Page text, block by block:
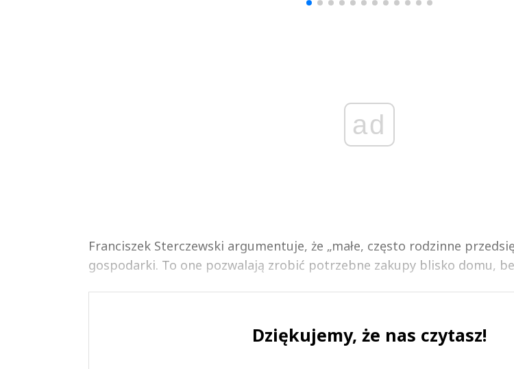
ad
Franciszek Sterczewski argumentuje, że „małe, często rodzinne
gospodarki. To one pozwalają zrobić potrzebne zakupy blisko domu,
Dziękujemy, że nas czytasz!